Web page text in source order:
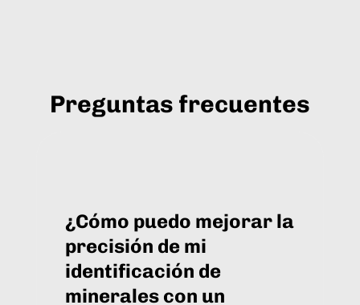
Preguntas frecuentes
¿Cómo puedo mejorar la
precisión de mi
identificación de
minerales con un